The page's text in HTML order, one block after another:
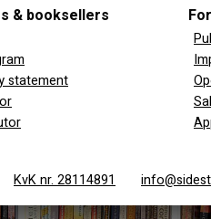
& booksellers
statement
KvK nr. 28114891